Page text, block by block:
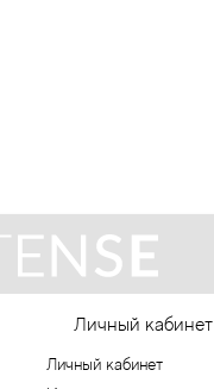
Личный кабинет
Личный кабинет